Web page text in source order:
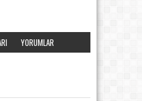
YORUMLAR